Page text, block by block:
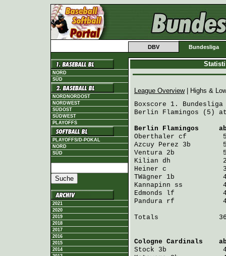
DBV Bundesliga
NORD
SÜD
NORDNORDOST
NORDWEST
SÜDOST
SÜDWEST
PLAYOFFS
PLAYOFFS/D-POKAL
NORD
SÜD
2021
2020
2019
2018
2017
2016
2015
2014
League Overview| Highs &
Boxscore 1. Bundesliga
Berlin Flamingos (5) at
Berlin Flamingos
Oberthaler cf         5
Azcuy Perez 3b
Ventura 2b            5
Kilian dh             2
Heiner c              3
TWägner 1b            4
Kannapinn ss          4
Edmonds lf            4
Pandura rf            4
Totals               36
Cologne Cardinals
Stock 3b              4